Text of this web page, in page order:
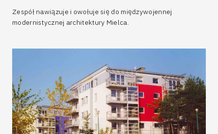
Zespół nawiązuje i owołuje się do międzywojennej
modernistycznej architektury Mielca.